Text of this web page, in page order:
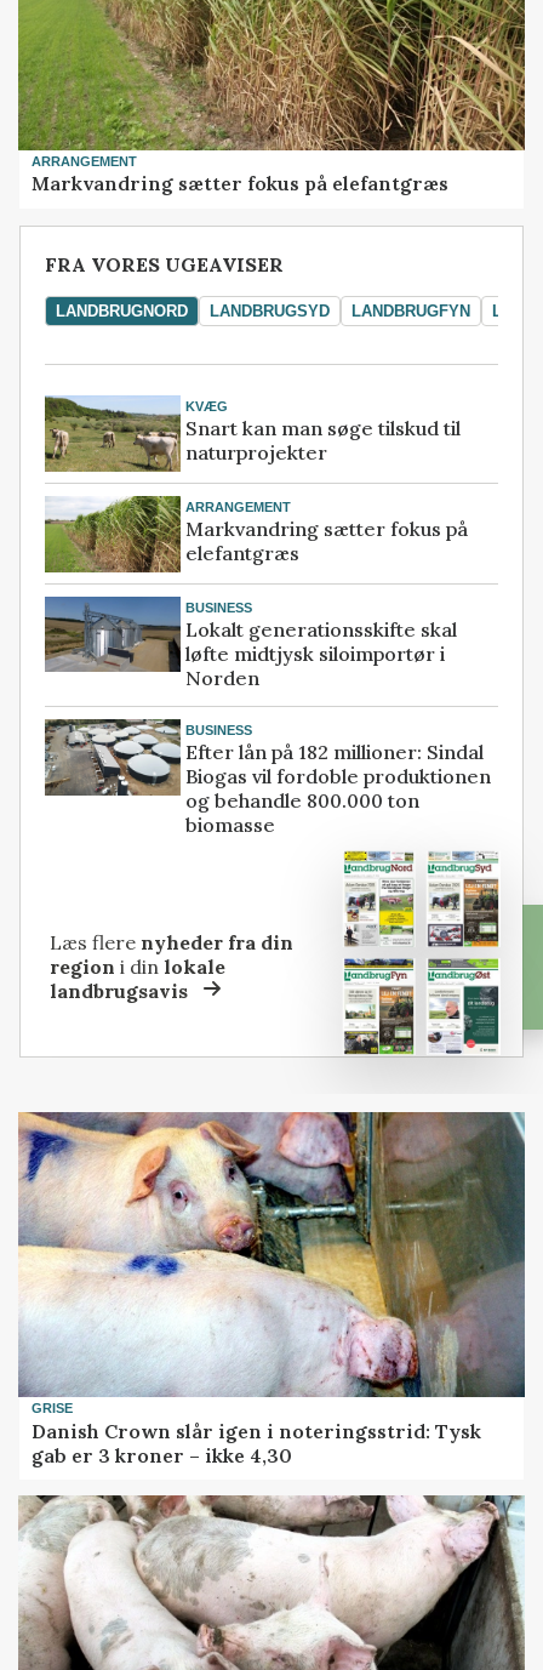
ARRANGEMENT
Markvandring sætter fokus på elefantgræs
FRA VORES UGEAVISER
LANDBRUGNORD LANDBRUGSYD LANDBRUGFYN
KVÆG
Snart kan man søge tilskud til
naturprojekter
ARRANGEMENT
Markvandring sætter fokus på
elefantgræs
BUSINESS
Lokalt generationsskifte skal
løfte midtjysk siloimportør i
Norden
BUSINESS
Efter lån på 182 millioner: Sindal
Biogas vil fordoble produktionen
og behandle 800.000 ton
biomasse
Læs flere nyheder fra din
region i dinlokale
landbrugsavis
GRISE
Danish Crown slår igen i noteringsstrid: Tysk
gab er 3 kroner – ikke 4,30